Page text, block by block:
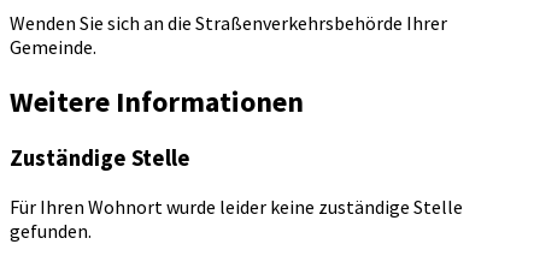
Wenden Sie sich an die Straßenverkehrsbehörde Ihrer
Gemeinde.
Weitere Informationen
Zuständige Stelle
Für Ihren Wohnort wurde leider keine zuständige Stelle
gefunden.